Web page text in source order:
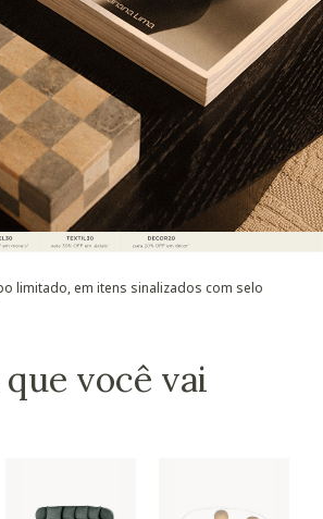
limitado, em itens sinalizados com selo
você vai